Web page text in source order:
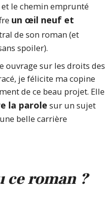
le chemin emprunté
un œil neuf et
de son roman (et
spoiler).
ouvrage sur les droits des
je félicite ma copine
de ce beau projet. Elle
la parole sur un sujet
belle carrière
ce roman ?